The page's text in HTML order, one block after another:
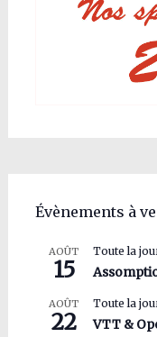
Évènements à
AOÛT
15
Toute la
AOÛT
22
Toute la
VTT &